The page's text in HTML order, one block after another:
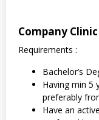
Company
Requirements :
Bachelor’s
Having min 5
preferably
Have an